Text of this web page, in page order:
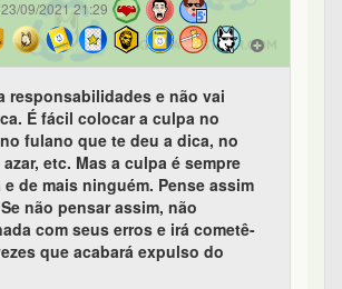
09/2021 21:29
responsabilidades e não vai
É fácil colocar a culpa no
no fulano que te deu a dica, no
etc. Mas a culpa é sempre
e de mais ninguém. Pense assim
não pensar assim, não
com seus erros e irá cometê-
que acabará expulso do